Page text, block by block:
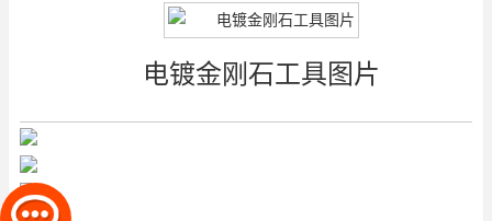
电镀金刚石工具图片